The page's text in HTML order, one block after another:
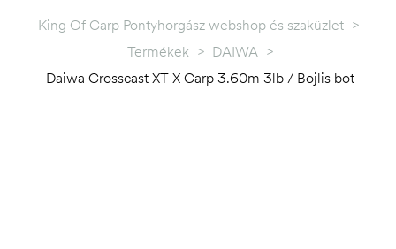
King Of Carp Pontyhorgász webshop és szaküzlet >
Termékek > DAIWA >
Daiwa Crosscast XT X Carp 3.60m 3lb / Bojlis bot